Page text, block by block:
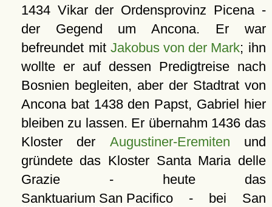
1434 Vikar der Ordensprovinz Picena -
der Gegend um Ancona. Er war
befreundet mitJakobus von der Mark; ihn
wollte er auf dessen Predigtreise nach
Bosnien begleiten, aber der Stadtrat von
Ancona bat 1438 den Papst, Gabriel hier
bleiben zu lassen. Er übernahm 1436 das
Kloster der Augustiner-Eremiten und
gründete das Kloster Santa Maria delle
Grazie - heute das
Sanktuarium San Pacifico- bei San